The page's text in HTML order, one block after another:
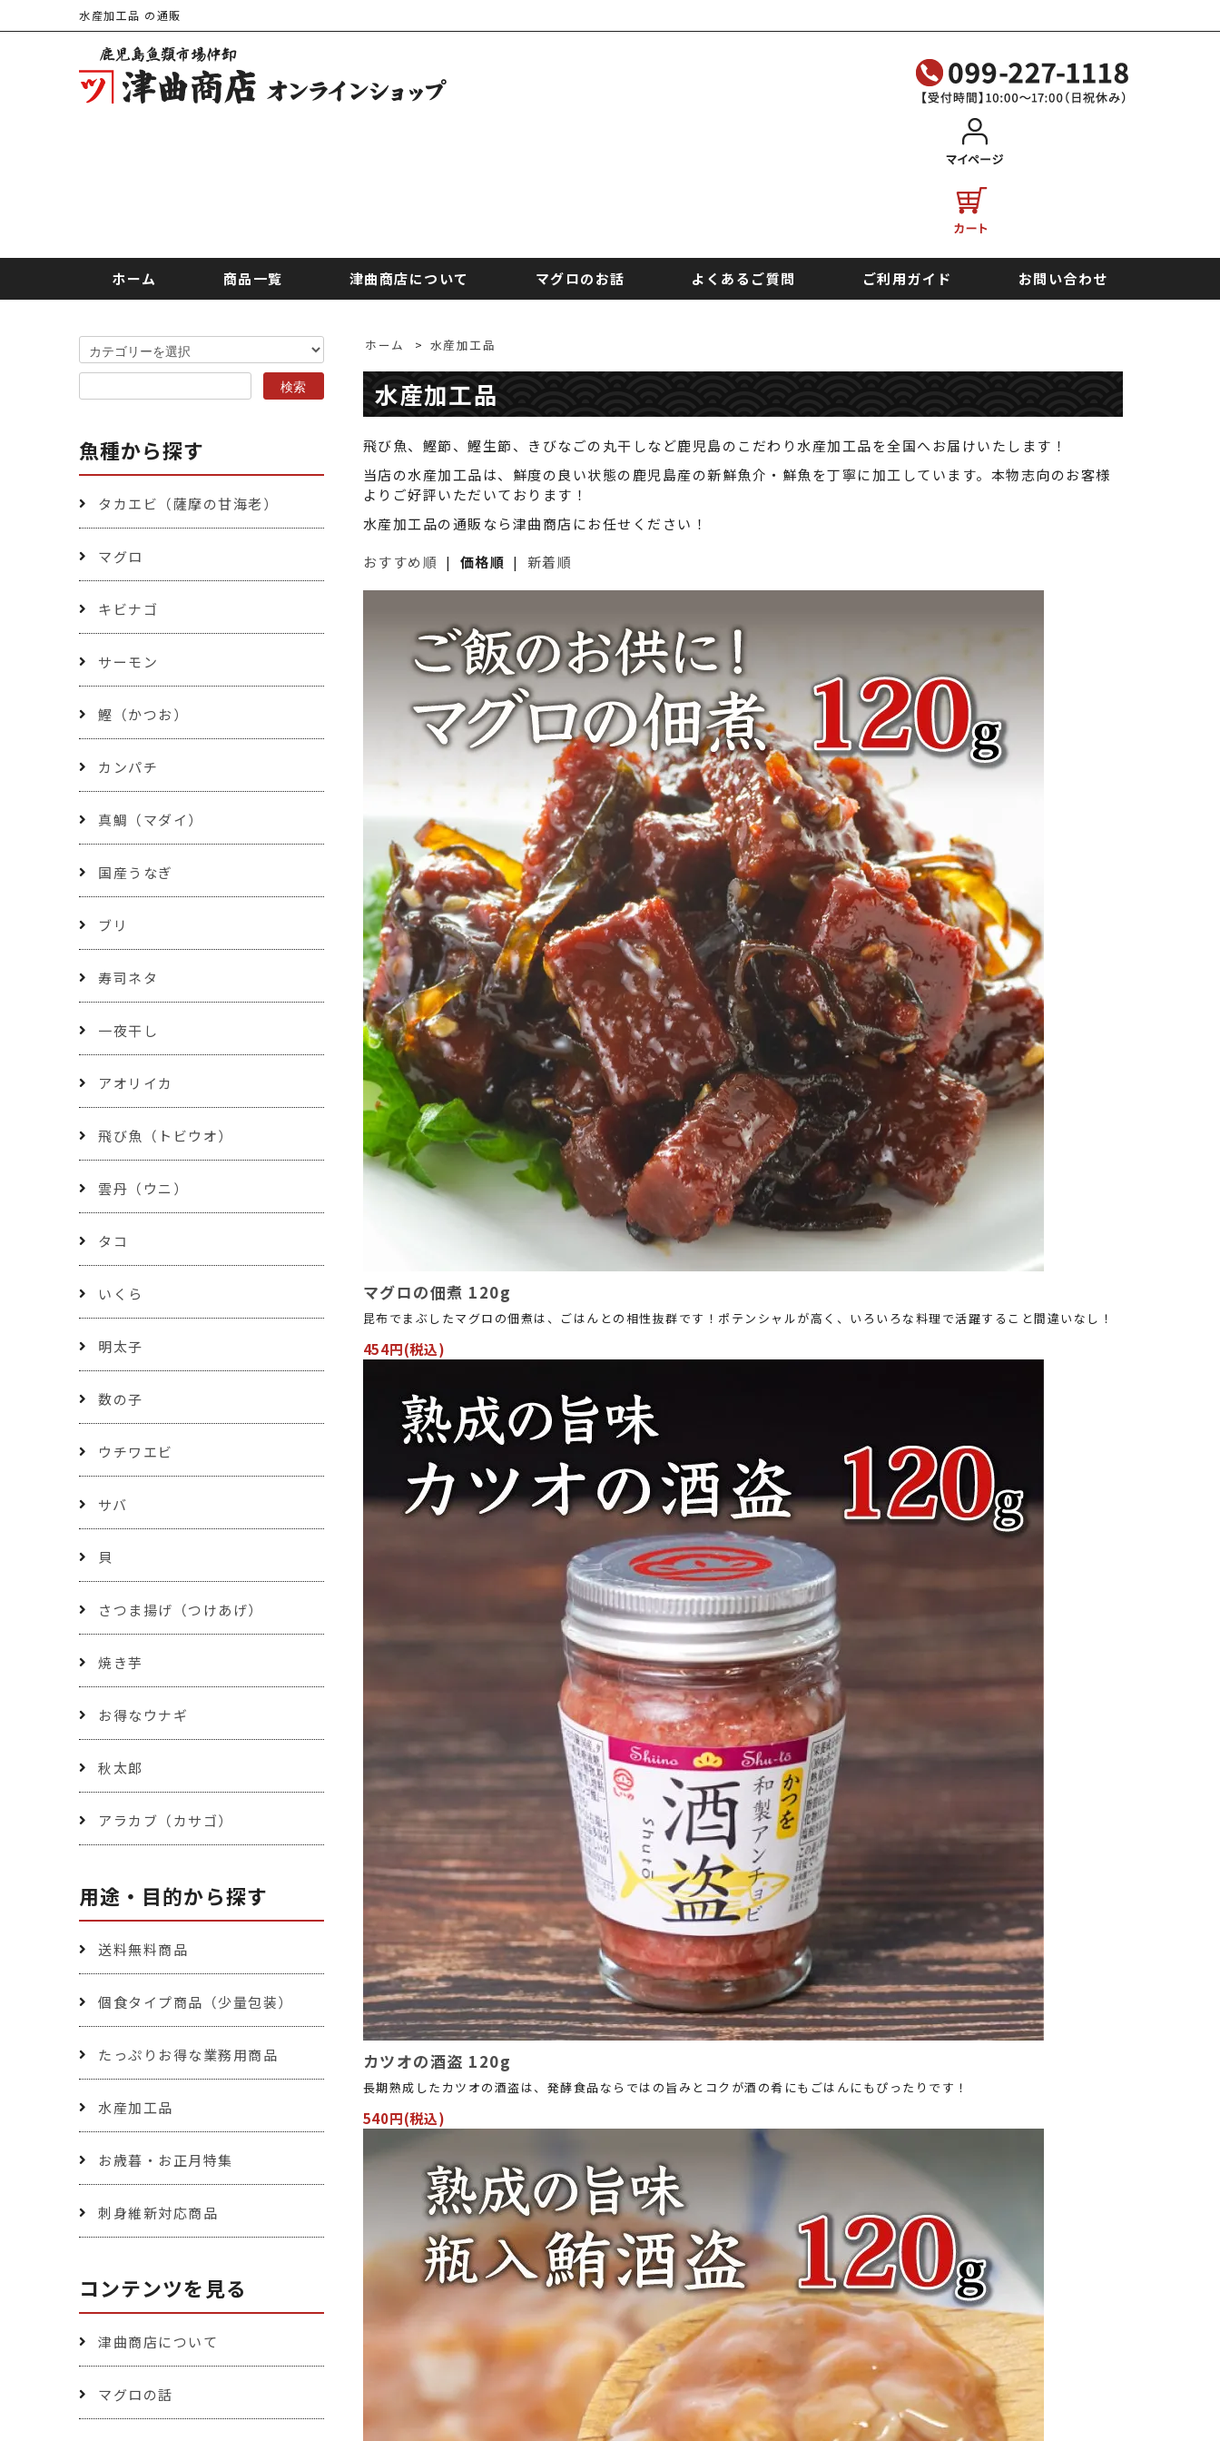
水産加工品 の通販
ホーム 商品一覧 津曲商店について マグロのお話 よくあるご質問 ご利用ガイド お問い合わせ
ホーム > 水産加工品
水産加工品
飛び魚、鰹節、鰹生節、きびなごの丸干しなど鹿児島のこだわり水産加工品を全国へお届けいたします！
当店の水産加工品は、鮮度の良い状態の鹿児島産の新鮮魚介・鮮魚を丁寧に加工しています。本物志向のお客様
よりご好評いただいております！
水産加工品の通販なら津曲商店にお任せください！
おすすめ順 | 価格順 | 新着順
マグロの佃煮 120g
昆布でまぶしたマグロの佃煮は、ごはんとの相性抜群です！ポテンシャルが高く、いろいろな料理で活躍すること間違いなし！
454円(税込)
カツオの酒盗 120g
長期熟成したカツオの酒盗は、発酵食品ならではの旨みとコクが酒の肴にもごはんにもぴったりです！
540円(税込)
魚種から探す
タカエビ（薩摩の甘海老）
マグロ
キビナゴ
サーモン
鰹（かつお）
カンパチ
真鯛（マダイ）
国産うなぎ
ブリ
寿司ネタ
一夜干し
アオリイカ
飛び魚（トビウオ）
雲丹（ウニ）
タコ
いくら
明太子
数の子
ウチワエビ
サバ
貝
さつま揚げ（つけあげ）
焼き芋
お得なウナギ
秋太郎
アラカブ（カサゴ）
用途・目的から探す
送料無料商品
個食タイプ商品（少量包装）
たっぷりお得な業務用商品
水産加工品
お歳暮・お正月特集
刺身維新対応商品
コンテンツを見る
津曲商店について
マグロの話